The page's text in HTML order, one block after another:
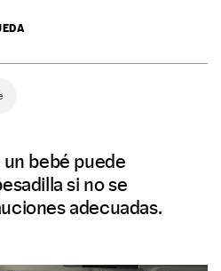
bebé puede
si no se
adecuadas.